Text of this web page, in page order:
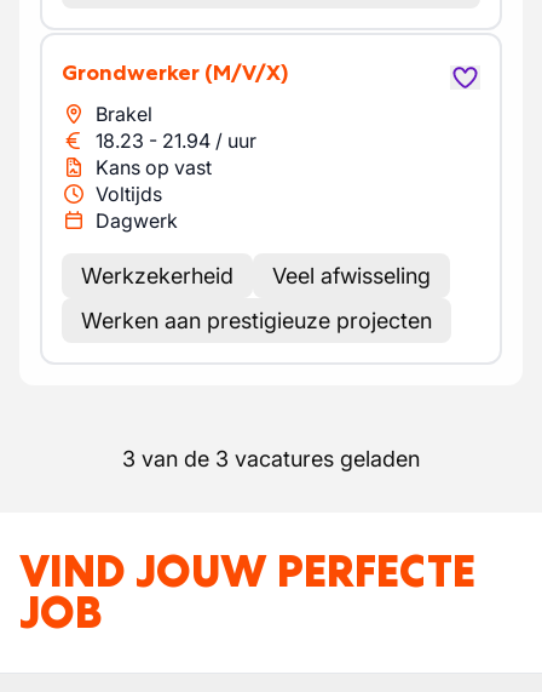
Grondwerker (M/V/X)
Brakel
18.23 - 21.94 / uur
Kans op vast
Voltijds
Dagwerk
Werkzekerheid
Veel afwisseling
Werken aan prestigieuze projecten
3 van de 3 vacatures geladen
VIND JOUW PERFECTE
JOB